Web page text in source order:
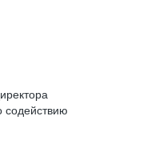
содействию